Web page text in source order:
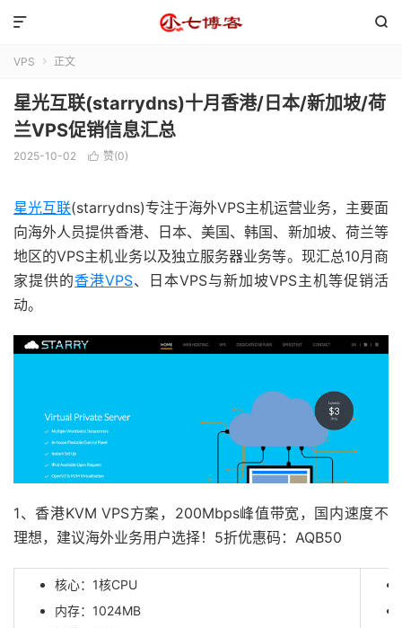


VPS  正文
星光互联(starrydns)十月香港/日本/新加坡/荷
兰VPS促销信息汇总
2025-10-02  赞(0)
星光互联(starrydns)专注于海外VPS主机运营业务，主要面
向海外人员提供香港、日本、美国、韩国、新加坡、荷兰等
地区的VPS主机业务以及独立服务器业务等。现汇总10月商
家提供的香港VPS、日本VPS与新加坡VPS主机等促销活
动。
1、香港KVM VPS方案，200Mbps峰值带宽，国内速度不
理想，建议海外业务用户选择！5折优惠码：AQB50
核心：1核CPU
内存：1024MB